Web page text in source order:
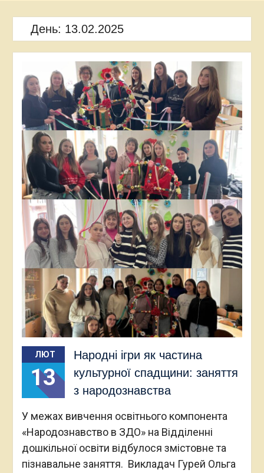
День: 13.02.2025
ЛЮТ
13
Народні ігри як частина
культурної спадщини: заняття
з народознавства
У межах вивчення освітнього компонента
«Народознавство в ЗДО» на Відділенні
дошкільної освіти відбулося змістовне та
пізнавальне заняття. Викладач Гурей Ольга